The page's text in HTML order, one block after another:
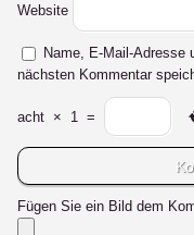
Website
Name, E-Mail-Adresse
nächsten Kommentar
acht × 1 =
Fügen Sie ein Bild dem